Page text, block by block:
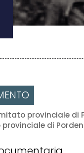
provinciale di
di